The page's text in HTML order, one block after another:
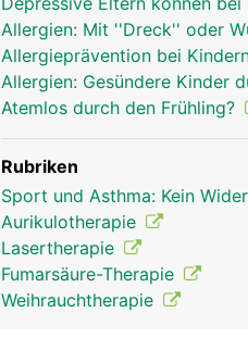
Allergien: Mit ''Dreck'' oder
Allergieprävention bei
Allergien: Gesündere Kinder
Atemlos durch den Frühling?
Rubriken
Sport und Asthma: Kein
Aurikulotherapie
Lasertherapie
Fumarsäure-Therapie
Weihrauchtherapie